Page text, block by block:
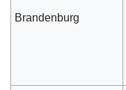
Brandenburg